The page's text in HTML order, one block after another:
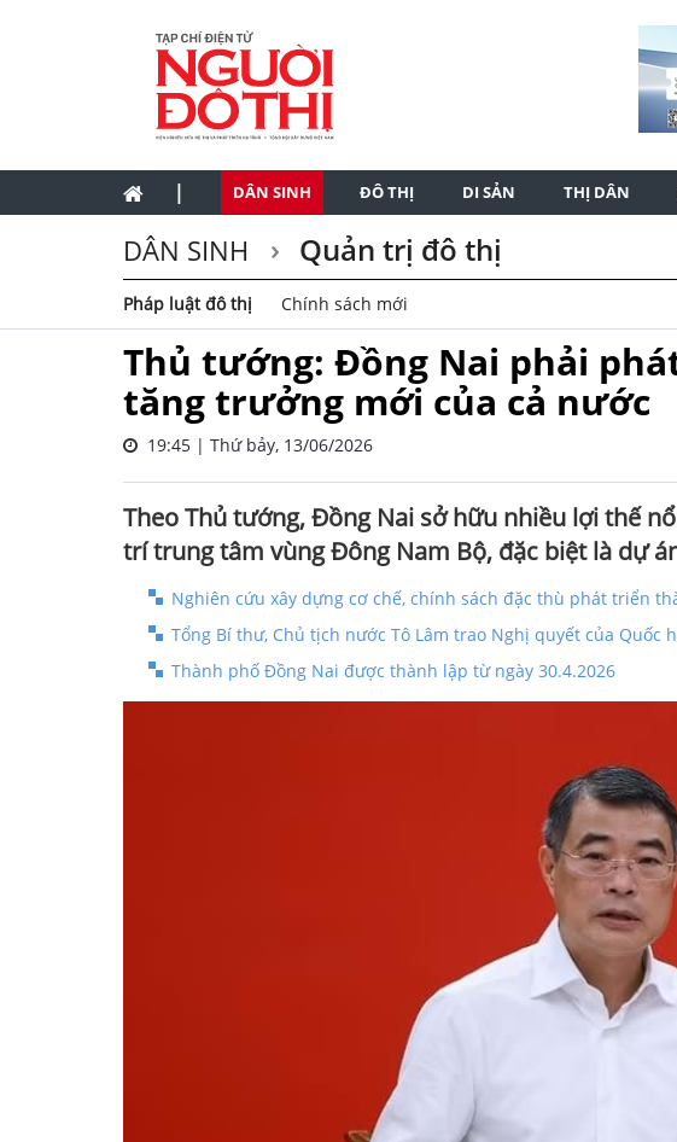
| DÂN SINH ĐÔ THỊ DI SẢN THỊ DÂN
DÂN SINH Quản trị đô thị
Pháp luật đô thị Chính sách mới
Thủ tướng: Đồng Nai phải
tăng trưởng mới của cả nước
19:45 | Thứ bảy, 13/06/2026
Theo Thủ tướng, Đồng Nai sở hữu nhiều lợi thế
trí trung tâm vùng Đông Nam Bộ, đặc biệt là dự
Nghiên cứu xây dựng cơ chế, chính sách đặc thù phát triển
Tổng Bí thư, Chủ tịch nước Tô Lâm trao Nghị quyết của
Thành phố Đồng Nai được thành lập từ ngày 30.4.2026